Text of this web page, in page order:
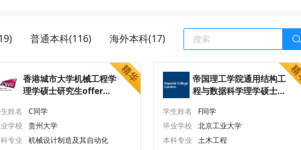
普通本科(116) 海外本科(17)
香港城市大学机械工程学
理学硕士研究生offer一
姓名
C同学
学校
贵州大学
专业
机械设计制造及其自动化
帝国理工学院通用结构工
程与数据科学理学硕士研
学生姓名
F同学
毕业学校
北京工业大学
本科专业
土木工程